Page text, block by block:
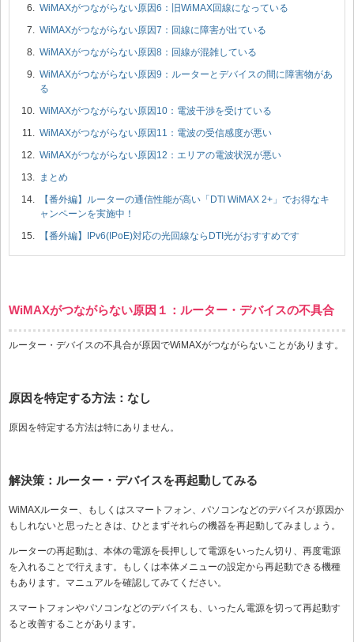
WiMAXがつながらない原因6：旧WiMAX回線になっている
WiMAXがつながらない原因7：回線に障害が出ている
WiMAXがつながらない原因8：回線が混雑している
WiMAXがつながらない原因9：ルーターとデバイスの間に障害物があ
る
WiMAXがつながらない原因10：電波干渉を受けている
WiMAXがつながらない原因11：電波の受信感度が悪い
WiMAXがつながらない原因12：エリアの電波状況が悪い
まとめ
【番外編】ルーターの通信性能が高い「DTI WiMAX 2+」でお得なキ
ャンペーンを実施中！
【番外編】IPv6(IPoE)対応の光回線ならDTI光がおすすめです
WiMAXがつながらない原因１：ルーター・デバイスの不具合
ルーター・デバイスの不具合が原因でWiMAXがつながらないことがあります。
原因を特定する方法：なし
原因を特定する方法は特にありません。
解決策：ルーター・デバイスを再起動してみる
WiMAXルーター、もしくはスマートフォン、パソコンなどのデバイスが原因か
もしれないと思ったときは、ひとまずそれらの機器を再起動してみましょう。
ルーターの再起動は、本体の電源を長押しして電源をいったん切り、再度電源
を入れることで行えます。もしくは本体メニューの設定から再起動できる機種
もあります。マニュアルを確認してみてください。
スマートフォンやパソコンなどのデバイスも、いったん電源を切って再起動す
ると改善することがあります。